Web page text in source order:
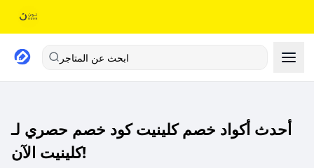
ابحث عن المتاجر
أحدث أكواد خصم كلينيت كود خصم حصري لـ
كلينيت الآن!